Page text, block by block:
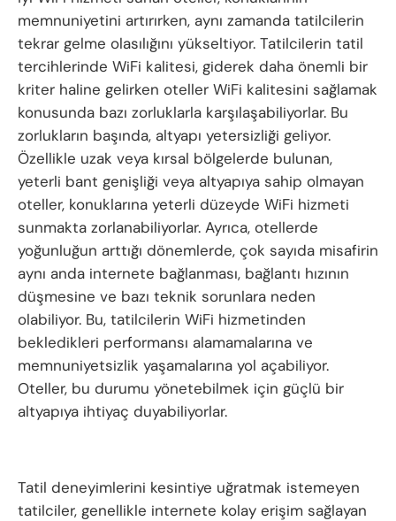
memnuniyetini artırırken, aynı zamanda tatilcilerin
tekrar gelme olasılığını yükseltiyor. Tatilcilerin tatil
tercihlerinde WiFi kalitesi, giderek daha önemli bir
kriter haline gelirken oteller WiFi kalitesini sağlamak
konusunda bazı zorluklarla karşılaşabiliyorlar. Bu
zorlukların başında, altyapı yetersizliği geliyor.
Özellikle uzak veya kırsal bölgelerde bulunan,
yeterli bant genişliği veya altyapıya sahip olmayan
oteller, konuklarına yeterli düzeyde WiFi hizmeti
sunmakta zorlanabiliyorlar. Ayrıca, otellerde
yoğunluğun arttığı dönemlerde, çok sayıda misafirin
aynı anda internete bağlanması, bağlantı hızının
düşmesine ve bazı teknik sorunlara neden
olabiliyor. Bu, tatilcilerin WiFi hizmetinden
bekledikleri performansı alamamalarına ve
memnuniyetsizlik yaşamalarına yol açabiliyor.
Oteller, bu durumu yönetebilmek için güçlü bir
altyapıya ihtiyaç duyabiliyorlar.
Tatil deneyimlerini kesintiye uğratmak istemeyen
tatilciler, genellikle internete kolay erişim sağlayan